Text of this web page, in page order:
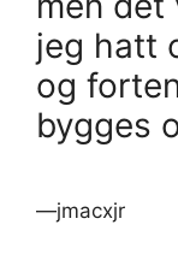
jeg hatt
og
bygges
—jmacxjr